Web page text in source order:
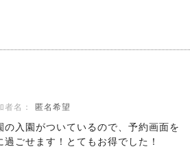
者名： 匿名希望
の入園がついているので、予約画面を
ごせます！とてもお得でした！